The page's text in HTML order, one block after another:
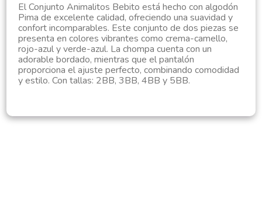
El Conjunto Animalitos Bebito está hecho con algodón
Pima de excelente calidad, ofreciendo una suavidad y
confort incomparables. Este conjunto de dos piezas se
presenta en colores vibrantes como crema-camello,
rojo-azul y verde-azul. La chompa cuenta con un
adorable bordado, mientras que el pantalón
proporciona el ajuste perfecto, combinando comodidad
y estilo. Con tallas: 2BB, 3BB, 4BB y 5BB.